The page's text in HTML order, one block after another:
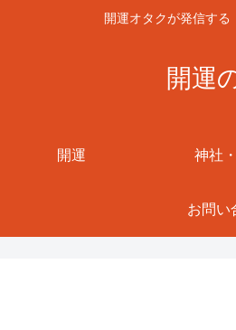
開運オタクが発信する
開運
開運 神社
お問い